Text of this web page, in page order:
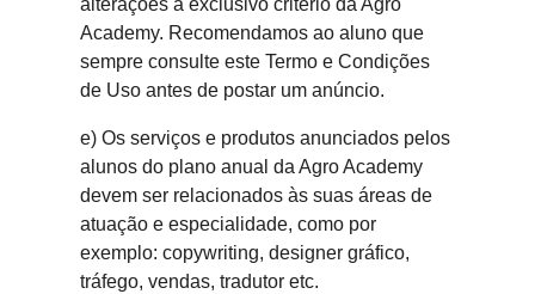
alterações a exclusivo critério da Agro
Academy. Recomendamos ao aluno que
sempre consulte este Termo e Condições
de Uso antes de postar um anúncio.
e) Os serviços e produtos anunciados pelos
alunos do plano anual da Agro Academy
devem ser relacionados às suas áreas de
atuação e especialidade, como por
exemplo: copywriting, designer gráfico,
tráfego, vendas, tradutor etc.